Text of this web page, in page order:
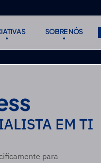
SOBRE NÓS
SOBRE NÓS
Subscrever
Partilhar
EM TI
para